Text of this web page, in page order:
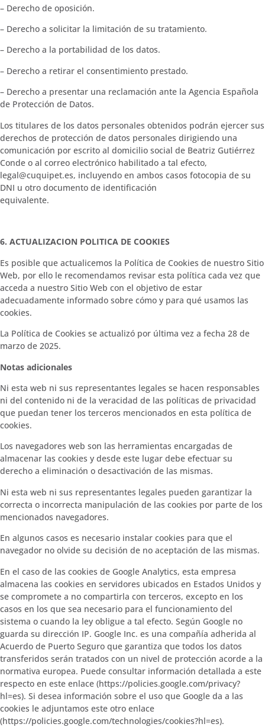
– Derecho de oposición.
– Derecho a solicitar la limitación de su tratamiento.
– Derecho a la portabilidad de los datos.
– Derecho a retirar el consentimiento prestado.
– Derecho a presentar una reclamación ante la Agencia Española
de Protección de Datos.
Los titulares de los datos personales obtenidos podrán ejercer sus
derechos de protección de datos personales dirigiendo una
comunicación por escrito al domicilio social de Beatriz Gutiérrez
Conde o al correo electrónico habilitado a tal efecto,
legal@cuquipet.es, incluyendo en ambos casos fotocopia de su
DNI u otro documento de identificación
equivalente.
6. ACTUALIZACION POLITICA DE COOKIES
Es posible que actualicemos la Política de Cookies de nuestro Sitio
Web, por ello le recomendamos revisar esta política cada vez que
acceda a nuestro Sitio Web con el objetivo de estar
adecuadamente informado sobre cómo y para qué usamos las
cookies.
La Política de Cookies se actualizó por última vez a fecha 28 de
marzo de 2025.
Notas adicionales
Ni esta web ni sus representantes legales se hacen responsables
ni del contenido ni de la veracidad de las políticas de privacidad
que puedan tener los terceros mencionados en esta política de
cookies.
Los navegadores web son las herramientas encargadas de
almacenar las cookies y desde este lugar debe efectuar su
derecho a eliminación o desactivación de las mismas.
Ni esta web ni sus representantes legales pueden garantizar la
correcta o incorrecta manipulación de las cookies por parte de los
mencionados navegadores.
En algunos casos es necesario instalar cookies para que el
navegador no olvide su decisión de no aceptación de las mismas.
En el caso de las cookies de Google Analytics, esta empresa
almacena las cookies en servidores ubicados en Estados Unidos y
se compromete a no compartirla con terceros, excepto en los
casos en los que sea necesario para el funcionamiento del
sistema o cuando la ley obligue a tal efecto. Según Google no
guarda su dirección IP. Google Inc. es una compañía adherida al
Acuerdo de Puerto Seguro que garantiza que todos los datos
transferidos serán tratados con un nivel de protección acorde a la
normativa europea. Puede consultar información detallada a este
respecto en este enlace (https://policies.google.com/privacy?
hl=es). Si desea información sobre el uso que Google da a las
cookies le adjuntamos este otro enlace
(https://policies.google.com/technologies/cookies?hl=es).